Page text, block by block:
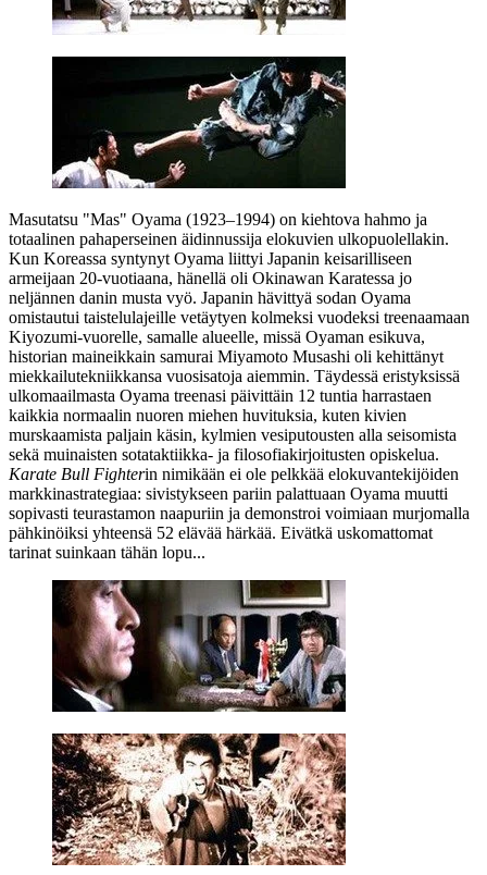
Masutatsu "Mas" Oyama (1923–1994) on kiehtova hahmo ja
totaalinen pahaperseinen äidinnussija elokuvien ulkopuolellakin.
Kun Koreassa syntynyt Oyama liittyi Japanin keisarilliseen
armeijaan 20‑vuotiaana, hänellä oli Okinawan Karatessa jo
neljännen danin musta vyö. Japanin hävittyä sodan Oyama
omistautui taistelulajeille vetäytyen kolmeksi vuodeksi treenaamaan
Kiyozumi-vuorelle, samalle alueelle, missä Oyaman esikuva,
historian maineikkain samurai Miyamoto Musashi oli kehittänyt
miekkailutekniikkansa vuosisatoja aiemmin. Täydessä eristyksissä
ulkomaailmasta Oyama treenasi päivittäin 12 tuntia harrastaen
kaikkia normaalin nuoren miehen huvituksia, kuten kivien
murskaamista paljain käsin, kylmien vesiputousten alla seisomista
sekä muinaisten sotataktiikka‑ ja filosofiakirjoitusten opiskelua.
Karate Bull Fighterin nimikään ei ole pelkkää elokuvantekijöiden
markkinastrategiaa: sivistykseen pariin palattuaan Oyama muutti
sopivasti teurastamon naapuriin ja demonstroi voimiaan murjomalla
pähkinöiksi yhteensä 52 elävää härkää. Eivätkä uskomattomat
tarinat suinkaan tähän lopu...